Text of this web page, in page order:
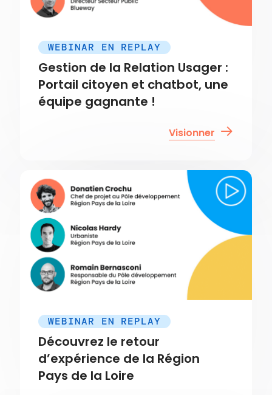
WEBINAR EN REPLAY
Gestion de la Relation Usager :
Portail citoyen et chatbot, une
équipe gagnante !
Visionner
WEBINAR EN REPLAY
Découvrez le retour
d’expérience de la Région
Pays de la Loire